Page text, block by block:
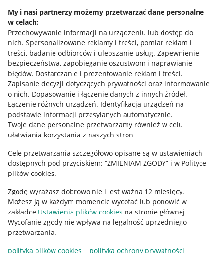
My i nasi partnerzy możemy przetwarzać dane personalne
w celach:
Przechowywanie informacji na urządzeniu lub dostęp do
nich. Spersonalizowane reklamy i treści, pomiar reklam i
treści, badanie odbiorców i ulepszanie usług. Zapewnienie
bezpieczeństwa, zapobieganie oszustwom i naprawianie
błędów. Dostarczanie i prezentowanie reklam i treści.
Zapisanie decyzji dotyczących prywatności oraz informowanie
o nich. Dopasowanie i łączenie danych z innych źródeł.
Łączenie różnych urządzeń. Identyfikacja urządzeń na
podstawie informacji przesyłanych automatycznie.
Twoje dane personalne przetwarzamy również w celu
ułatwiania korzystania z naszych stron
Cele przetwarzania szczegółowo opisane są w ustawieniach
dostępnych pod przyciskiem: “ZMIENIAM ZGODY” i w Polityce
plików cookies.
Zgodę wyrażasz dobrowolnie i jest ważna 12 miesięcy.
Możesz ją w każdym momencie wycofać lub ponowić w
zakładce Ustawienia plików cookies na stronie głównej.
Wycofanie zgody nie wpływa na legalność uprzedniego
przetwarzania.
polityka plików cookies
polityka ochrony prywatności
Allegro Gadane dla sprzedających
Allegro Gadane dla kupujących
Mapa miejscowości
Informacje prawne
Regulamin
Polityka plików "cookies"
Ustawienia plików "cookies"
Udostępnianie lokalizacji
Informacje dla Aktu o Usługach Cyfrowych
Pobierz aplikację